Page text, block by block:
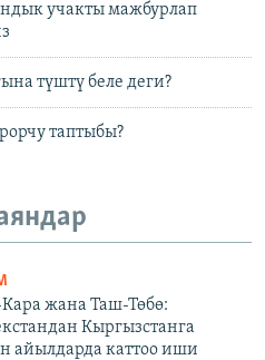
учакты мажбурлап
түштү беле деги?
таптыбы?
жана Таш-Төбө:
Кыргызстанга
айылдарда каттоо иши